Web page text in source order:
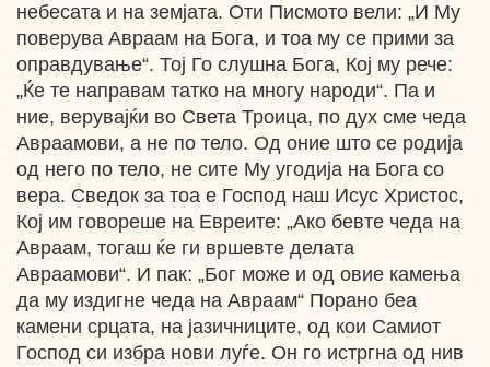
небесата и на земјата. Оти Писмото вели: „И Му
поверува Авраам на Бога, и тоа му се прими за
оправдување“. Тој Го слушна Бога, Кој му рече:
„Ќе те направам татко на многу народи“. Па и
ние, верувајќи во Света Троица, по дух сме чеда
Авраамови, а не по тело. Од оние што се родија
од него по тело, не сите Му угодија на Бога со
вера. Сведок за тоа е Господ наш Исус Христос,
Кој им говореше на Евреите: „Ако бевте чеда на
Авраам, тогаш ќе ги вршевте делата
Авраамови“. И пак: „Бог може и од овие камења
да му издигне чеда на Авраам“ Порано беа
камени срцата, на јазичниците, од кои Самиот
Господ си избра нови луѓе. Он го истргна од нив